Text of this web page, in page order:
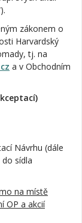
zákonem o
Harvardský
tj. na
a v Obchodním
Návrhu (dále
sídla
na místě
OP a akcií